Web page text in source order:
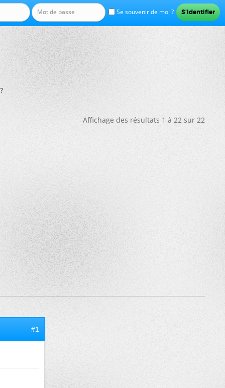
Se souvenir de moi ?
Affichage des résultats 1 à 22 sur 22
#1